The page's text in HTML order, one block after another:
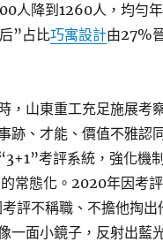
人降到1260人，均勻
”占比巧寓設計由27%
山東重工充足施展考察
跡、才能、價值不雅認
考評系統，強化機
常態化。2020年因考
評不稱職、不擔他掏出
一面小鏡子，反射出藍